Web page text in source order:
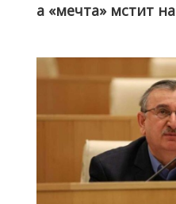
а «мечта» мстит